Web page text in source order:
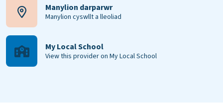
Manylion darparwr
Manylion cyswllt a lleoliad
My Local School
View this provider on My Local School